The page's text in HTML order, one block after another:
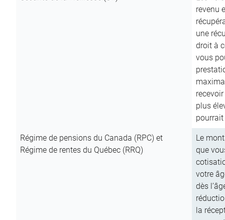
revenu
une
droit à
vous
plus
Régime de pensions du Canada (RPC) et
Régime de rentes du Québec (RRQ)
Le
que
votre
dès
la